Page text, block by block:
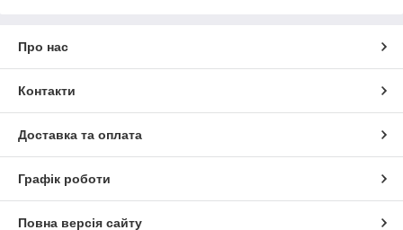
Про нас
Контакти
Доставка та оплата
Графік роботи
Повна версія сайту